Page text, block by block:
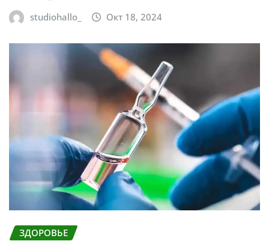
studiohallo_ Окт 18, 2024
ЗДОРОВЬЕ